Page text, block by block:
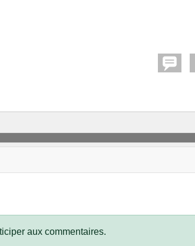
aux commentaires.